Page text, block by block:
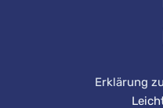
Erklärung